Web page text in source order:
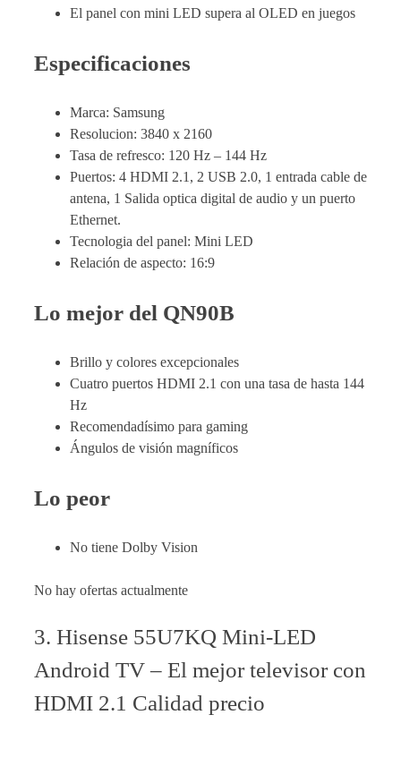
El panel con mini LED supera al OLED en juegos
Especificaciones
Marca: Samsung
Resolucion: 3840 x 2160
Tasa de refresco: 120 Hz – 144 Hz
Puertos: 4 HDMI 2.1, 2 USB 2.0, 1 entrada cable de
antena, 1 Salida optica digital de audio y un puerto
Ethernet.
Tecnologia del panel: Mini LED
Relación de aspecto: 16:9
Lo mejor del QN90B
Brillo y colores excepcionales
Cuatro puertos HDMI 2.1 con una tasa de hasta 144
Hz
Recomendadísimo para gaming
Ángulos de visión magníficos
Lo peor
No tiene Dolby Vision
No hay ofertas actualmente
3. Hisense 55U7KQ Mini-LED
Android TV – El mejor televisor con
HDMI 2.1 Calidad precio